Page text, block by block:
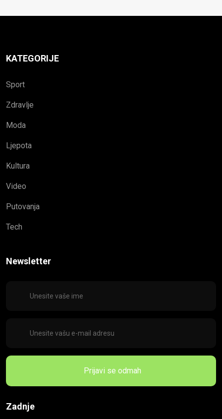
KATEGORIJE
Sport
Zdravlje
Moda
Ljepota
Kultura
Video
Putovanja
Tech
Newsletter
Prijavi se odmah
Zadnje